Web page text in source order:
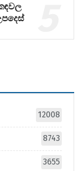
12008
8743
3655